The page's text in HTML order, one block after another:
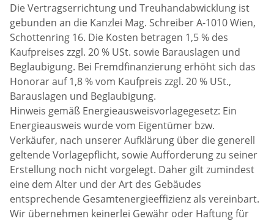
Die Vertragserrichtung und Treuhandabwicklung ist
gebunden an die Kanzlei Mag. Schreiber A-1010 Wien,
Schottenring 16. Die Kosten betragen 1,5 % des
Kaufpreises zzgl. 20 % USt. sowie Barauslagen und
Beglaubigung. Bei Fremdfinanzierung erhöht sich das
Honorar auf 1,8 % vom Kaufpreis zzgl. 20 % USt.,
Barauslagen und Beglaubigung.
Hinweis gemäß Energieausweisvorlagegesetz: Ein
Energieausweis wurde vom Eigentümer bzw.
Verkäufer, nach unserer Aufklärung über die generell
geltende Vorlagepflicht, sowie Aufforderung zu seiner
Erstellung noch nicht vorgelegt. Daher gilt zumindest
eine dem Alter und der Art des Gebäudes
entsprechende Gesamtenergieeffizienz als vereinbart.
Wir übernehmen keinerlei Gewähr oder Haftung für